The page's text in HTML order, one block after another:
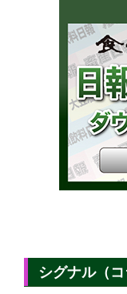
シグナル（コ